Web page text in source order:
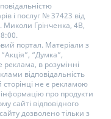
і послуг № 37423 від
Грінченка, 4В,
портал. Матеріали з
“Думка”,
в розумінні
відповідальність
не є рекламою
про продукти
сайті відповідного
дозволено тільки з